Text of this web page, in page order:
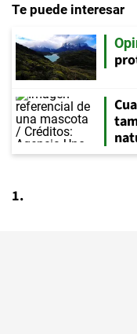
Te puede interesar
1.